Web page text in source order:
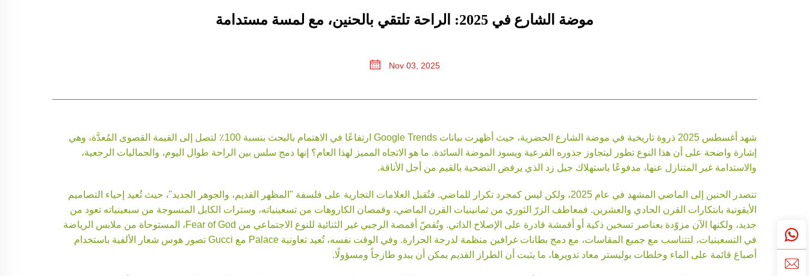
موضة الشارع في 2025: الراحة تلتقي بالحنين، مع لمسة مستدامة
Nov 03, 2025
شهد أغسطس 2025 ذروة تاريخية في موضة الشارع الحضرية، حيث أظهرت بيانات Google Trends ارتفاعًا في الاهتمام بالبحث بنسبة 100٪ لتصل إلى القيمة القصوى المُعدَّة، وهي
إشارة واضحة على أن هذا النوع تطور ليتجاوز جذوره الفرعية ويسود الموضة السائدة. ما هو الاتجاه المميز لهذا العام؟ إنها دمج سلس بين الراحة طوال اليوم، والجماليات الرجعية،
والاستدامة غير المتنازل عنها، مدفوعًا باستهلاك جيل زد الذي يرفض التضحية بالقيم من أجل الأناقة.
تتصدر الحنين إلى الماضي المشهد في عام 2025، ولكن ليس كمجرد تكرار للماضي. فتُقبل العلامات التجارية على فلسفة "المظهر القديم، والجوهر الجديد"، حيث تُعيد إحياء التصاميم
الأيقونية بابتكارات القرن الحادي والعشرين. فمعاطف الزرّ الثوري من ثمانينيات القرن الماضي، وقمصان الكاروهات من تسعينياته، وسترات الكابل المنسوجة من سبعينياته تعود من
جديد، ولكنها الآن مزوّدة بعناصر تسخين ذكية أو أقمشة قادرة على الإصلاح الذاتي. وتُقصّ أقمصة الرجبي غير الثنائية للنوع الاجتماعي من Fear of God، المستوحاة من ملابس الرياضة
في التسعينيات، لتتناسب مع جميع المقاسات، مع دمج بطانات غرافين منظمة لدرجة الحرارة. وفي الوقت نفسه، تُعيد تعاونية Palace مع Gucci تصور هوس شعار الألفية باستخدام
أصباغ قائمة على الماء وخلطات بوليستر معاد تدويرها، ما يثبت أن الطراز القديم يمكن أن يبدو طازجاً ومسؤولًا.